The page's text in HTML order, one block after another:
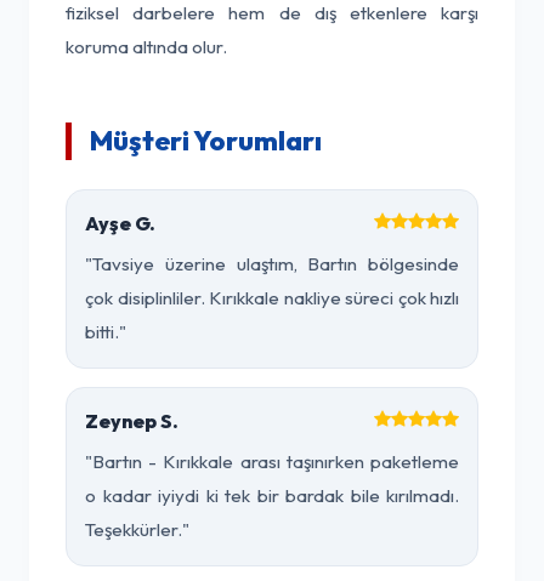
fiziksel darbelere hem de dış etkenlere karşı
koruma altında olur.
Müşteri Yorumları
Ayşe G.
"Tavsiye üzerine ulaştım, Bartın bölgesinde
çok disiplinliler. Kırıkkale nakliye süreci çok hızlı
bitti."
Zeynep S.
"Bartın - Kırıkkale arası taşınırken paketleme
o kadar iyiydi ki tek bir bardak bile kırılmadı.
Teşekkürler."